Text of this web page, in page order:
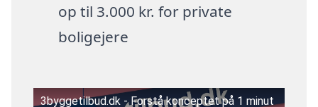
op til 3.000 kr. for private
boligejere
3byggetilbud.dk - Forstå konceptet på 1 minut